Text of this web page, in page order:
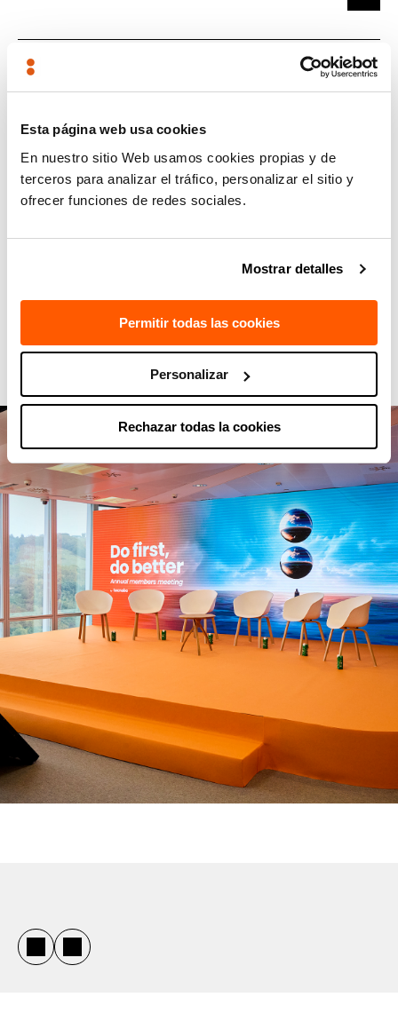
Esta página web usa cookies
En nuestro sitio Web usamos cookies propias y de
terceros para analizar el tráfico, personalizar el sitio y
ofrecer funciones de redes sociales.
Mostrar detalles
Permitir todas las cookies
Personalizar
Rechazar todas la cookies
14:00 Clausura. Alex Belaustegui,
14:15 Lunch